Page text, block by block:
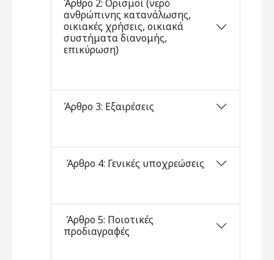
Άρθρο 2: Ορισμοί (νερό
ανθρώπινης κατανάλωσης,
οικιακές χρήσεις, οικιακά
συστήματα διανομής,
επικύρωση)
Άρθρο 3: Εξαιρέσεις
Άρθρο 4: Γενικές υποχρεώσεις
Άρθρο 5: Ποιοτικές
προδιαγραφές